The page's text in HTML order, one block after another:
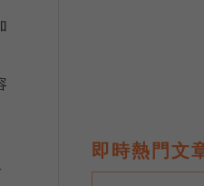
即時熱門文